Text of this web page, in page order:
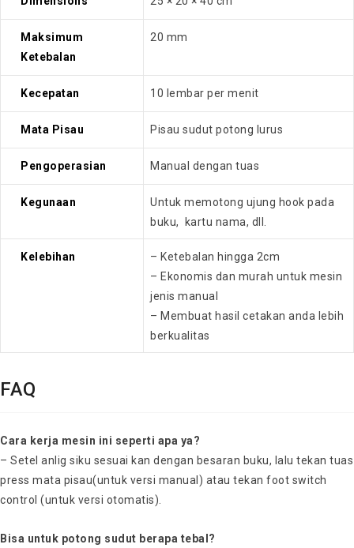
Maksimum
Ketebalan
20 mm
Kecepatan 10 lembar per menit
Mata Pisau Pisau sudut potong lurus
Pengoperasian Manual dengan tuas
Kegunaan
Untuk memotong ujung hook pada
buku, kartu nama, dll.
Kelebihan
– Ketebalan hingga 2cm
– Ekonomis dan murah untuk mesin
jenis manual
– Membuat hasil cetakan anda lebih
berkualitas
FAQ
Cara kerja mesin ini seperti apa ya?
– Setel anlig siku sesuai kan dengan besaran buku, lalu tekan tuas
press mata pisau(untuk versi manual) atau tekan foot switch
control (untuk versi otomatis).
Bisa untuk potong sudut berapa tebal?